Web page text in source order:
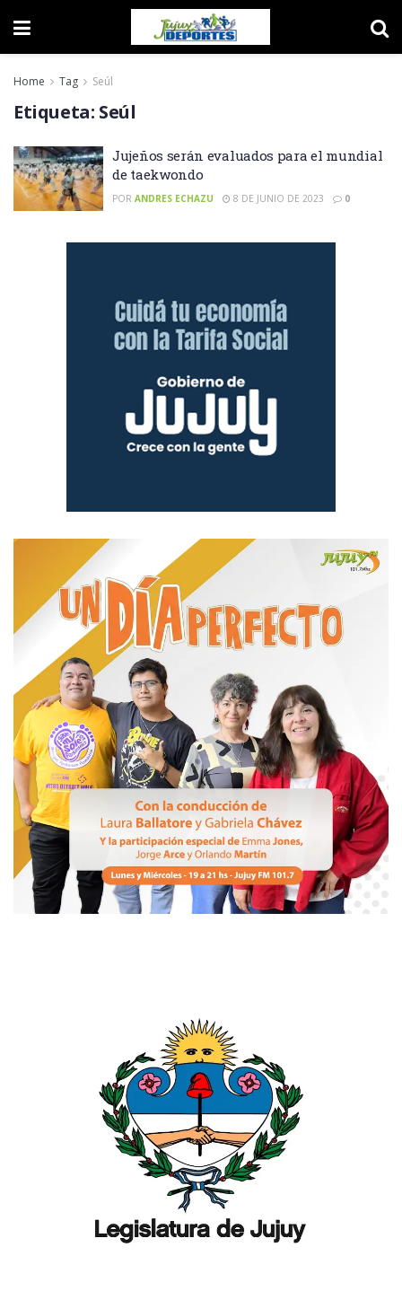
Home Tag Seúl
Etiqueta: Seúl
Jujeños serán evaluados para el mundial
de taekwondo
POR ANDRES ECHAZU 8 DE JUNIO DE 2023 0